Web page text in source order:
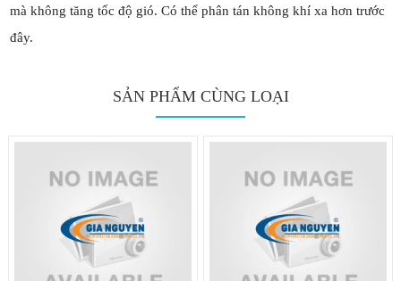
mà không tăng tốc độ gió. Có thể phân tán không khí xa hơn trước
đây.
SẢN PHẨM CÙNG LOẠI